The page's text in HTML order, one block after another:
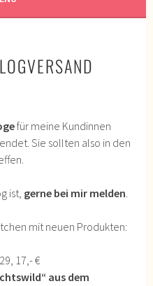
für meine Kundinnen
Sie sollten also in den
ist, gerne bei mir melden.
mit neuen Produkten:
17,- €
aus dem